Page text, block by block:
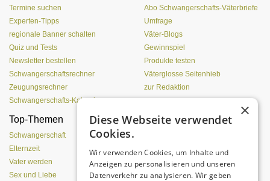
Termine suchen
Experten-Tipps
regionale Banner schalten
Quiz und Tests
Newsletter bestellen
Schwangerschaftsrechner
Zeugungsrechner
Schwangerschafts-Kalender
Abo Schwangerschafts-Väterbriefe
Umfrage
Väter-Blogs
Gewinnspiel
Produkte testen
Väterglosse Seitenhieb
zur Redaktion
Top-Themen
Schwangerschaft
Elternzeit
Vater werden
Sex und Liebe
Von der Eizelle bis zur
×
Diese Webseite verwendet
Cookies.
Wir verwenden Cookies, um Inhalte und
Anzeigen zu personalisieren und unseren
Datenverkehr zu analysieren. Wir geben